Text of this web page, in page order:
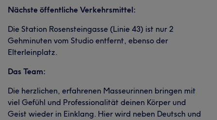
Nächste öffentliche Verkehrsmittel:
Die Station Rosensteingasse (Linie 43) ist nur 2
Gehminuten vom Studio entfernt, ebenso der
Elterleinplatz.
Das Team:
Die herzlichen, erfahrenen Masseurinnen bringen mit
viel Gefühl und Professionalität deinen Körper und
Geist wieder in Einklang. Hier wird neben Deutsch und